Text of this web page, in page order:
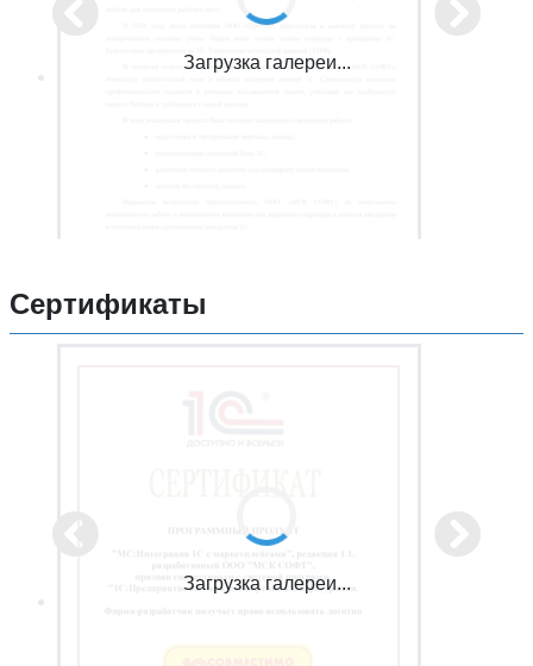
Загрузка галереи...
Сертификаты
Загрузка галереи...